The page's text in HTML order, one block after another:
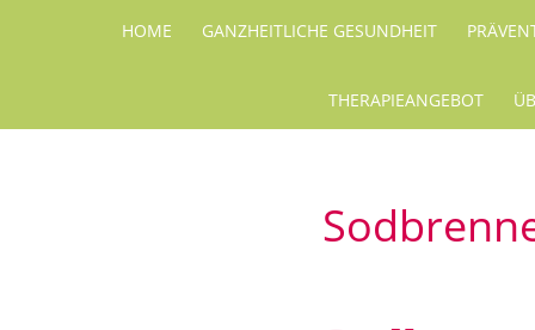
HOME GANZHEITLICHE GESUNDHEIT
THERAPIEANGEBOT